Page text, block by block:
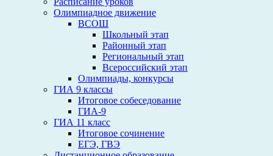
Олимпиадное движение
ВСОШ
Школьный этап
Районный этап
Региональный этап
Всероссийский этап
Олимпиады, конкурсы
ГИА 9 классы
Итоговое собеседование
ГИА-9
ГИА 11 класс
Итоговое сочинение
ЕГЭ, ГВЭ